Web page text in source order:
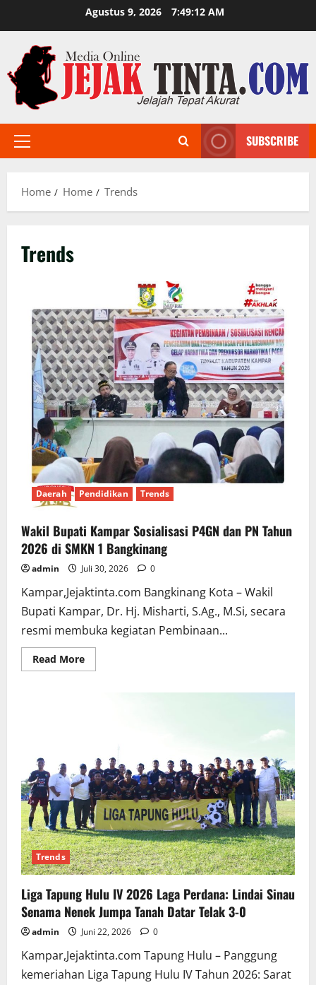
to
content
Agustus 9, 2026 7:49:13 AM
Primary
SUBSCRIBE
Home Home Trends
Trends
Daerah Pendidikan Trends
Wakil Bupati Kampar Sosialisasi P4GN dan PN Tahun
2026 di SMKN 1 Bangkinang
admin Juli 30, 2026 0
Kampar,Jejaktinta.com Bangkinang Kota – Wakil
Bupati Kampar, Dr. Hj. Misharti, S.Ag., M.Si, secara
resmi membuka kegiatan Pembinaan...
Read MoreRead
more
Tahun
2026
di
SMKN
1
Bangkinang
Trends
Liga Tapung Hulu IV 2026 Laga Perdana: Lindai Sinau
Senama Nenek Jumpa Tanah Datar Telak 3-0
admin Juni 22, 2026 0
Kampar,Jejaktinta.com Tapung Hulu – Panggung
kemeriahan Liga Tapung Hulu IV Tahun 2026: Sarat